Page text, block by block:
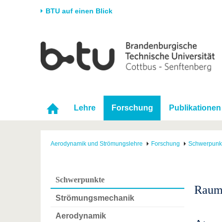
BTU auf einen Blick
Universität
Karriere & Engagement
Partnerschaften &
Strukturwandel
Forschung
Förderung
Wissenschaftlicher
Nachwuchs
Im
Lehre Forschung Publikationen
Aerodynamik und Strömungslehre Forschung
Schwerpunkte
Strömungsmechanik
Aerodynamik